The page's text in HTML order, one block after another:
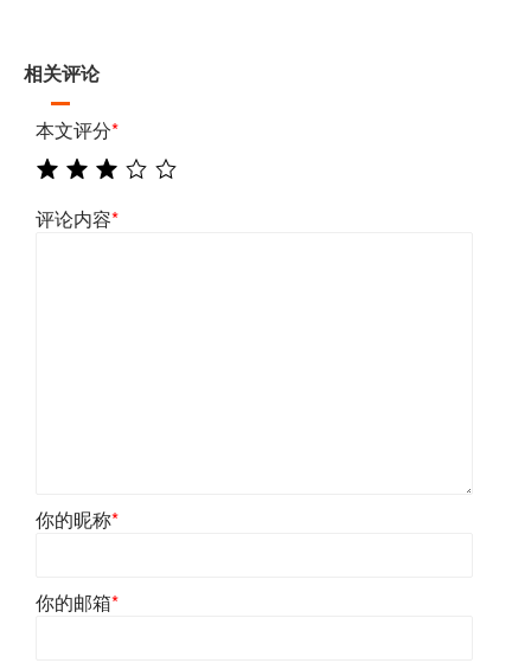
相关评论
本文评分*
评论内容*
你的昵称*
你的邮箱*